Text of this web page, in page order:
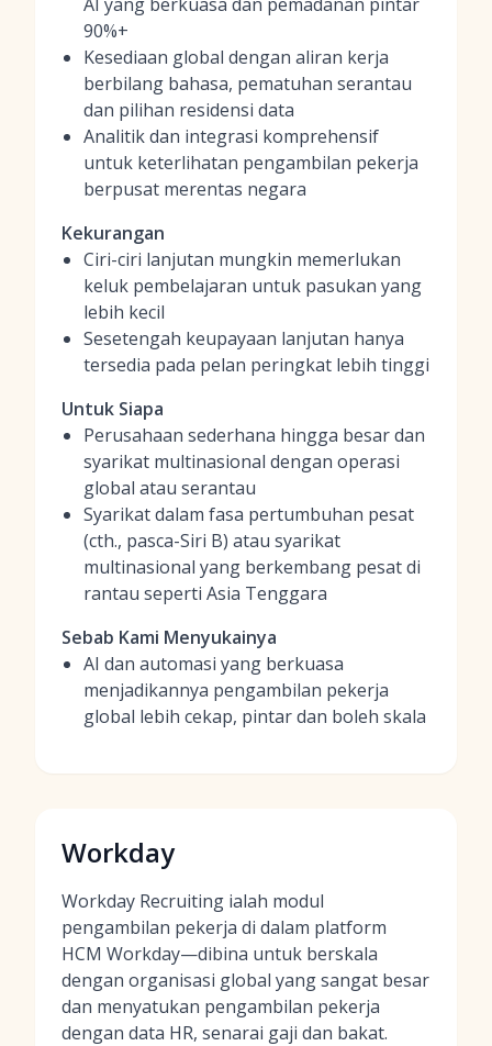
90%+
Kesediaan global dengan aliran kerja
berbilang bahasa, pematuhan serantau
dan pilihan residensi data
Analitik dan integrasi komprehensif
untuk keterlihatan pengambilan pekerja
berpusat merentas negara
Kekurangan
Ciri-ciri lanjutan mungkin memerlukan
keluk pembelajaran untuk pasukan yang
lebih kecil
Sesetengah keupayaan lanjutan hanya
tersedia pada pelan peringkat lebih tinggi
Untuk Siapa
Perusahaan sederhana hingga besar dan
syarikat multinasional dengan operasi
global atau serantau
Syarikat dalam fasa pertumbuhan pesat
(cth., pasca-Siri B) atau syarikat
multinasional yang berkembang pesat di
rantau seperti Asia Tenggara
Sebab Kami Menyukainya
AI dan automasi yang berkuasa
menjadikannya pengambilan pekerja
global lebih cekap, pintar dan boleh skala
Workday
Workday Recruiting ialah modul
pengambilan pekerja di dalam platform
HCM Workday—dibina untuk berskala
dengan organisasi global yang sangat besar
dan menyatukan pengambilan pekerja
dengan data HR, senarai gaji dan bakat.